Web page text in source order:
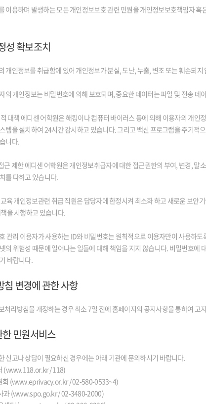
이용하며 발생하는 모든 개인정보보호 관련 민원을 개인정보보호책임자
성 확보조치
개인정보를 취급함에 있어 개인정보가 분실, 도난, 누출, 변조 또는 훼손되
의 개인정보는 비밀번호에 의해 보호되며, 중요한 데이터는 파일 및 전송
대책 에디센 어학원은 해킹이나 컴퓨터 바이러스 등에 의해 이용자의 개
템을 설치하여 24시간 감시하고 있습니다. 그리고 백신 프로그램을 주기
니다.
제한 에디센 어학원은 개인정보취급자에 대한 접근권한의 부여, 변경,
를 다하고 있습니다.
육 개인정보관련 취급 직원은 담당자에 한정시켜 최소화 하고 새로운 보
을 시행하고 있습니다.
관리 이용자가 사용하는 ID와 비밀번호는 원칙적으로 이용자만이 사용하
의 위험성 때문에 일어나는 일들에 대해 책임을 지지 않습니다. 비밀번호
바랍니다.
변경에 관한 사항
처리방침을 개정하는 경우 최소 7일 전에 홈페이지의 공지사항을 통하여 고
민원서비스
신고나 상담이 필요하신 경우에는 아래 기관에 문의하시기 바랍니다.
(www.118.or.kr / 118)
회 (www.eprivacy.or.kr / 02-580-0533~4)
과 (www.spo.go.kr / 02-3480-2000)